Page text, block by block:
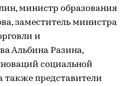
министр образования
заместитель министра
и
Альбина Разина,
социальной
также представители